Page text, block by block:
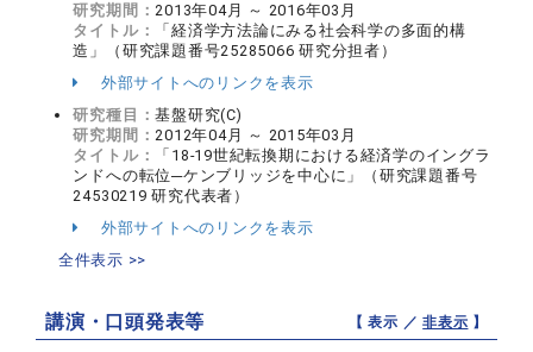
研究期間：2013年04月 ～ 2016年03月
タイトル：
「経済学方法論にみる社会科学の多面的構
造」（研究課題番号25285066 研究分担者）
外部サイトへのリンクを表示
研究種目：基盤研究(C)
研究期間：2012年04月 ～ 2015年03月
タイトル：
「18-19世紀転換期における経済学のイングラ
ンドへの転位─ケンブリッジを中心に」（研究課題番号
24530219 研究代表者）
外部サイトへのリンクを表示
全件表示 >>
講演・口頭発表等 【 表示 ／非表示 】